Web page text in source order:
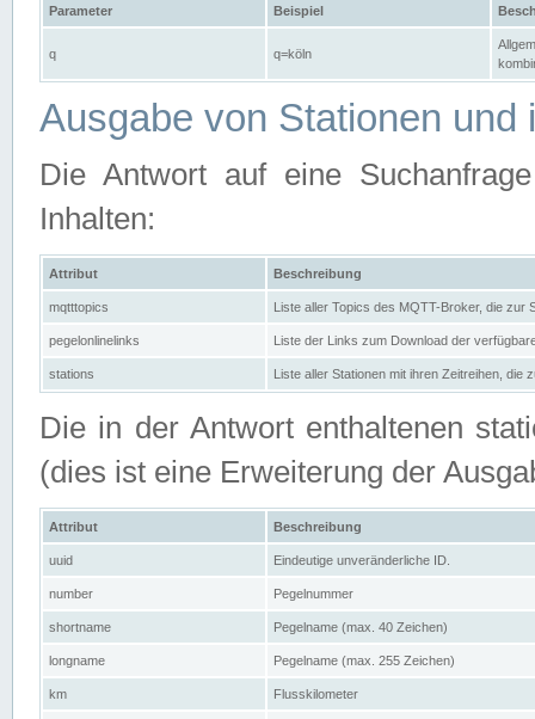
Parameter Beispiel
q q=köln
Ausgabe von Stationen und
Die Antwort auf eine
Inhalten:
Attribut Beschreibung
mqtttopics Liste aller Topics des MQTT-Broker, die zur
pegelonlinelinks Liste der Links zum Download der
stations Liste aller Stationen mit ihren Zeitreihen, die
Die in der Antwort enthaltenen
(dies ist eine Erweiterung der
Attribut Beschreibung
uuid Eindeutige unveränderliche ID.
number Pegelnummer
shortname Pegelname (max. 40 Zeichen)
longname Pegelname (max. 255 Zeichen)
km Flusskilometer